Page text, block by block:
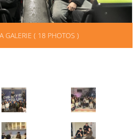
GALERIE ( 18 PHOTOS )